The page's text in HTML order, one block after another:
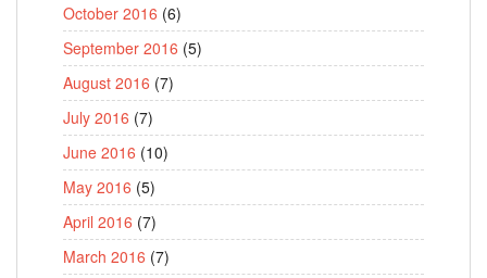
October 2016 (6)
September 2016 (5)
August 2016 (7)
July 2016 (7)
June 2016 (10)
May 2016 (5)
April 2016 (7)
March 2016 (7)